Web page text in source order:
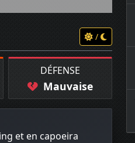
/
DÉFENSE
Mauvaise
et en capoeira